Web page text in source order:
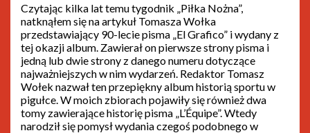
Czytając kilka lat temu tygodnik „Piłka Nożna”,
natknąłem się na artykuł Tomasza Wołka
przedstawiający 90-lecie pisma „El Grafico” i wydany z
tej okazji album. Zawierał on pierwsze strony pisma i
jedną lub dwie strony z danego numeru dotyczące
najważniejszych w nim wydarzeń. Redaktor Tomasz
Wołek nazwał ten przepiękny album historią sportu w
pigułce. W moich zbiorach pojawiły się również dwa
tomy zawierające historię pisma „L’Équipe”. Wtedy
narodził się pomysł wydania czegoś podobnego w